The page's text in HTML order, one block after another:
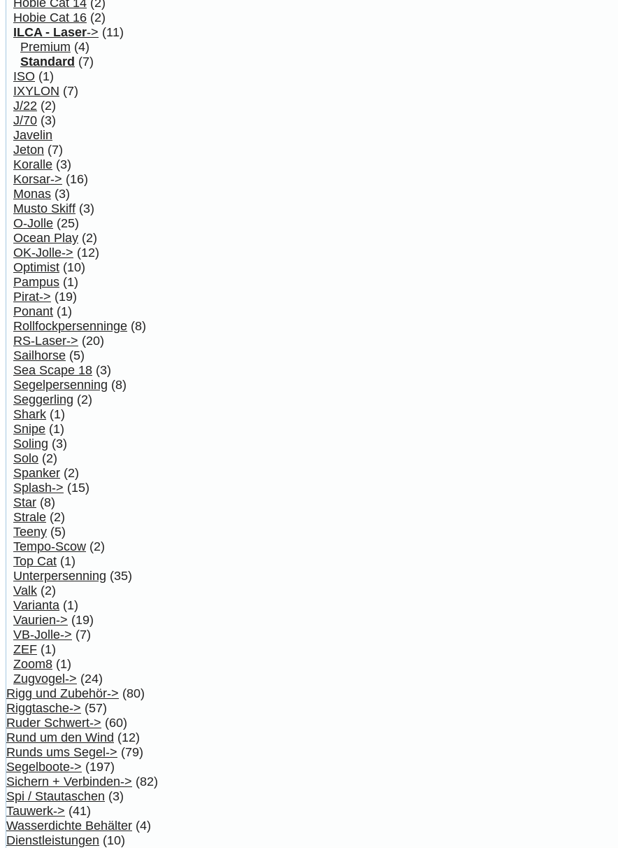
Hobie Cat 16 (2)
ILCA - Laser-> (11)
Premium (4)
Standard (7)
ISO (1)
IXYLON (7)
J/22 (2)
J/70 (3)
Javelin
Jeton (7)
Koralle (3)
Korsar-> (16)
Monas (3)
Musto Skiff (3)
O-Jolle (25)
Ocean Play (2)
OK-Jolle-> (12)
Optimist (10)
Pampus (1)
Pirat-> (19)
Ponant (1)
Rollfockpersenninge (8)
RS-Laser-> (20)
Sailhorse (5)
Sea Scape 18 (3)
Segelpersenning (8)
Seggerling (2)
Shark (1)
Snipe (1)
Soling (3)
Solo (2)
Spanker (2)
Splash-> (15)
Star (8)
Strale (2)
Teeny (5)
Tempo-Scow (2)
Top Cat (1)
Unterpersenning (35)
Valk (2)
Varianta (1)
Vaurien-> (19)
VB-Jolle-> (7)
ZEF (1)
Zoom8 (1)
Zugvogel-> (24)
Rigg und Zubehör-> (80)
Riggtasche-> (57)
Ruder Schwert-> (60)
Rund um den Wind (12)
Runds ums Segel-> (79)
Segelboote-> (197)
Sichern + Verbinden-> (82)
Spi / Stautaschen (3)
Tauwerk-> (41)
Wasserdichte Behälter (4)
Dienstleistungen (10)